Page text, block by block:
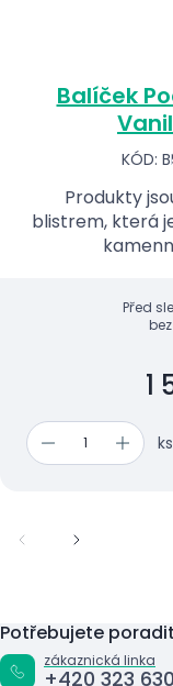
Balíček
KÓD:
Produkty
blistrem, která
Před
bez
1
ks
Potřebujete
zákaznická linka
+420 323